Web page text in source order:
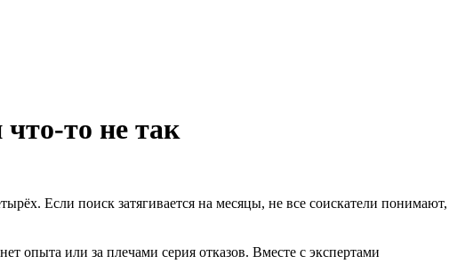
то не так
Если поиск затягивается на месяцы, не все соискатели понимают,
опыта или за плечами серия отказов. Вместе с экспертами